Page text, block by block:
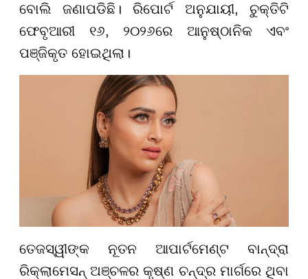
ବୋଲି ଜଣାପଡିଛି। ରିପୋର୍ଟ ଅନୁଯାୟୀ, ଚୁକ୍ତିଟି
ଫେବୃଆରୀ ୧୬, ୨୦୨୬ରେ ଆନୁଷ୍ଠାନିକ ଏବଂ
ପଞ୍ଜିକୃତ ହୋଇଥିଲା।
ତେଜସ୍ୱୀଙ୍କ ନୂତନ ଆପାର୍ଟମେଣ୍ଟ ବାନ୍ଦ୍ରା
ରିକ୍ଲାମେସନ୍ ଅଞ୍ଚଳର କୃଷ୍ଣ ଚନ୍ଦ୍ର ମାର୍ଗରେ ଥିବା